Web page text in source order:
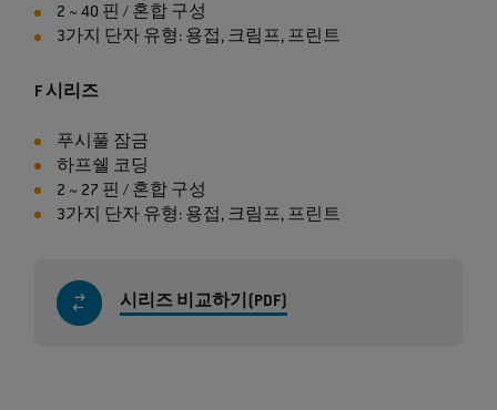
2 ~ 40 핀 / 혼합 구성
3가지 단자 유형: 용접, 크림프, 프린트
F 시리즈
푸시풀 잠금
하프쉘 코딩
2 ~ 27 핀 / 혼합 구성
3가지 단자 유형: 용접, 크림프, 프린트
시리즈 비교하기(PDF)